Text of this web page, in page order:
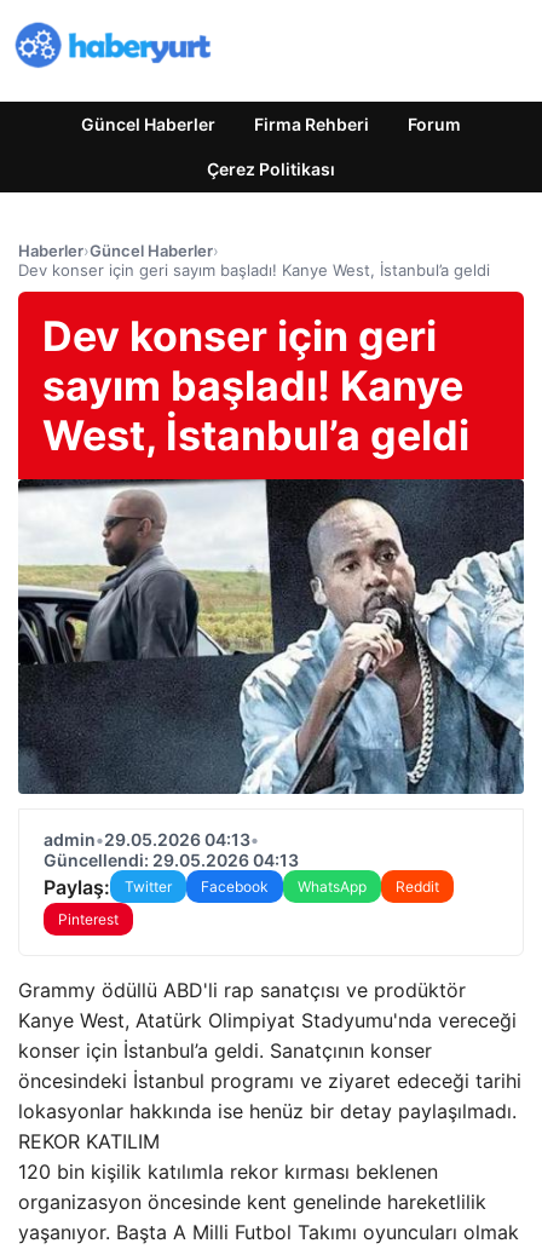
Güncel Haberler Firma Rehberi Forum
Çerez Politikası
Haberler›Güncel Haberler›
Dev konser için geri sayım başladı! Kanye West, İstanbul’a geldi
Dev konser için geri
sayım başladı! Kanye
West, İstanbul’a geldi
admin•29.05.2026 04:13•
Güncellendi: 29.05.2026 04:13
Paylaş: Twitter Facebook WhatsApp
Reddit
Pinterest
Grammy ödüllü ABD'li rap sanatçısı ve prodüktör
Kanye West, Atatürk Olimpiyat Stadyumu'nda vereceği
konser için İstanbul’a geldi. Sanatçının konser
öncesindeki İstanbul programı ve ziyaret edeceği tarihi
lokasyonlar hakkında ise henüz bir detay paylaşılmadı.
REKOR KATILIM
120 bin kişilik katılımla rekor kırması beklenen
organizasyon öncesinde kent genelinde hareketlilik
yaşanıyor. Başta A Milli Futbol Takımı oyuncuları olmak